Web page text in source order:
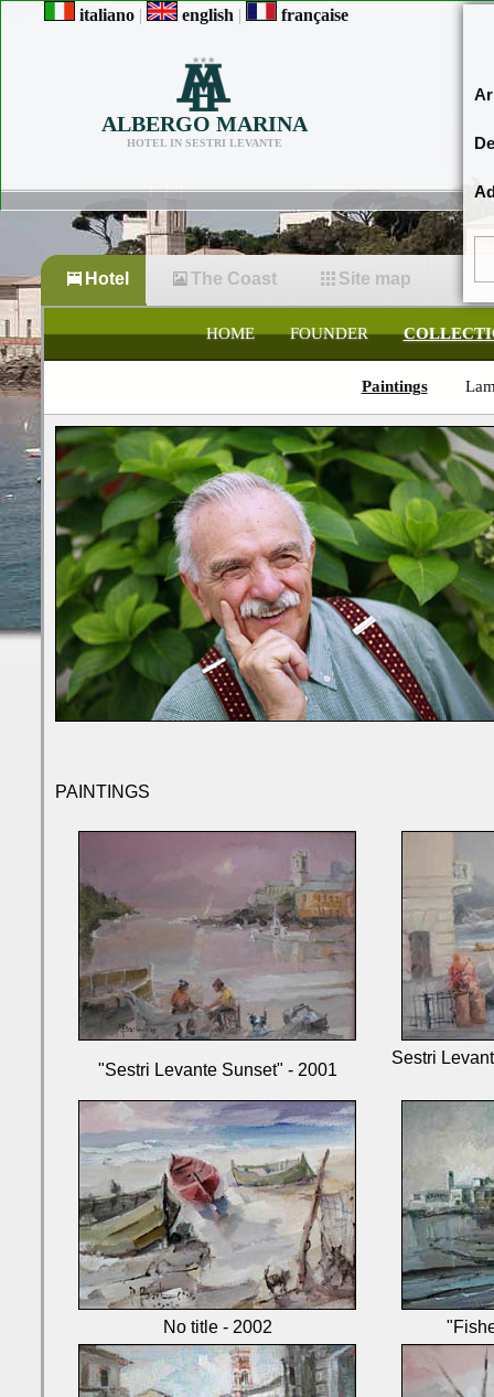
ALBERGO MARINA
HOTEL IN SESTRI LEVANTE
italiano | english | française
Hotel The Coast Site map
HOME FOUNDER
Paintings
PAINTINGS
"Sestri Levante Sunset" - 2001
Sestri
No title - 2002